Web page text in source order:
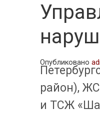
Опубликовано
район),
и ТСЖ